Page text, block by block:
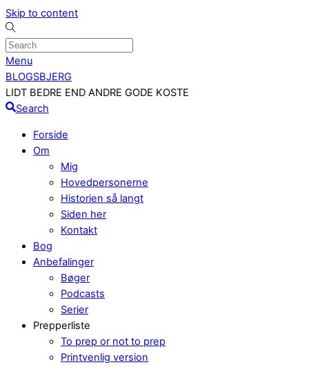
Skip to content
Menu
BLOGSBJERG
LIDT BEDRE END ANDRE GODE KOSTE
Search
Forside
Om
Mig
Hovedpersonerne
Historien så langt
Siden her
Kontakt
Bog
Anbefalinger
Bøger
Podcasts
Serier
Prepperliste
To prep or not to prep
Printvenlig version